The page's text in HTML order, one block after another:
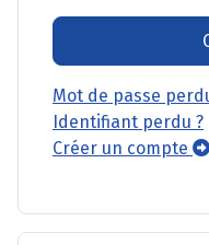
Mot de passe
Identifiant perdu ?
Créer un compte